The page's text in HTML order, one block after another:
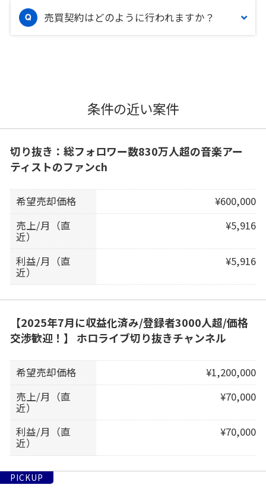
売買契約はどのように行われますか？
条件の近い案件
切り抜き：総フォロワー数830万人超の音楽アー
ティストのファンch
希望売却価格
¥600,000
売上/月（直
近）
¥5,916
利益/月（直
近）
¥5,916
【2025年7月に収益化済み/登録者3000人超/価格
交渉歓迎！】 ホロライブ切り抜きチャンネル
希望売却価格
¥1,200,000
売上/月（直
近）
¥70,000
利益/月（直
近）
¥70,000
PICKUP